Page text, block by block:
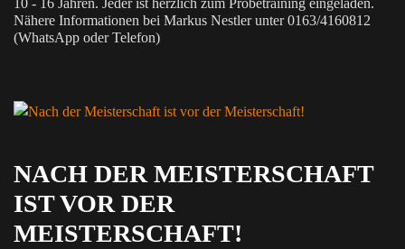
10 - 16 Jahren. Jeder ist herzlich zum Probetraining eingeladen.
Nähere Informationen bei Markus Nestler unter 0163/4160812
(WhatsApp oder Telefon)
NACH DER MEISTERSCHAFT
IST VOR DER
MEISTERSCHAFT!